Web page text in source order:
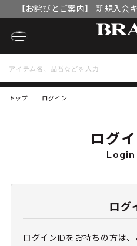
【お詫びとご案内】 新規入会
OFFクーポン」付
トップ ログイン
ログ
Login
ログ
ログインIDをお持ちの方は